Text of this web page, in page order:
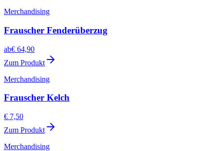
Merchandising
Frauscher Fenderüberzug
ab€ 64,90
Zum Produkt
Merchandising
Frauscher Kelch
€ 7,50
Zum Produkt
Merchandising